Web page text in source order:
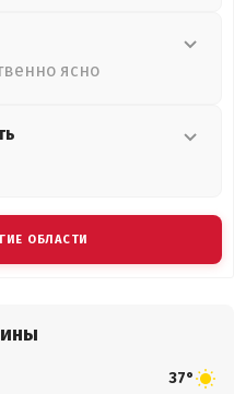
ясно
ОБЛАСТИ
37°